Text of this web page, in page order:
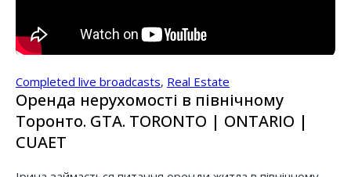
Completed live broadcasts, Real Estate
Оренда нерухомості в північному
Торонто. GTA. TORONTO | ONTARIO |
CUAET